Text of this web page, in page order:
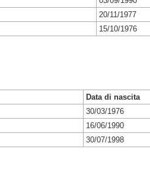
20/11/1977
15/10/1976
Data di nascita
30/03/1976
16/06/1990
30/07/1998